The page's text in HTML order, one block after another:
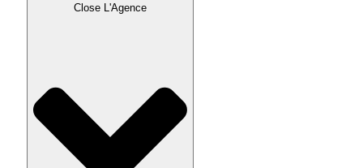
Close L'Agence